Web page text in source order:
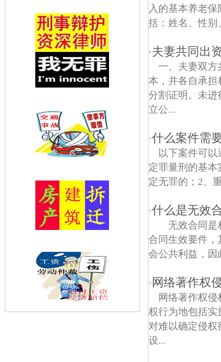
入的基本养老
括：姓名、性别
·夫妻共同出
一、夫妻双
本，并各自承担
分割证明。未进
立公...
·什么案件需
以下案件可
定罪量刑的基
定无罪的；2、
·什么是无效
无效合同是
合同生效要件，
会公共利益，
· 网络著作权
网络著作权
权行为地包括实
对难以确定侵
设...